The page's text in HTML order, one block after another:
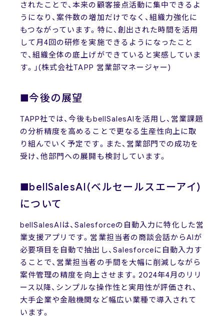
されたことで、本来の顧客接点活動に集中できるよ
うになり、案件数の増加だけでなく、組織力強化に
もつながっています。特に、創出された時間を活用
して月4回の研修を実施できるようになったこと
で、組織全体の底上げができていると実感していま
す。」(株式会社TAPP 営業部マネージャー)
■今後の展望
TAPP社では、今後もbellSalesAIを活用し、営業課題
の分析精度を高めることで更なる生産性向上に取
り組んでいく予定です。また、営業部門での成功を
受け、他部門への展開も検討しています。
■bellSalesAI(ベルセールスエーアイ)
について
bellSalesAIは、Salesforceの自動入力に特化した営
業支援アプリです。営業担当者の商談会話からAIが
必要項目を自動で抽出し、Salesforceに自動入力す
ることで、営業担当者の手間を大幅に削減しながら
案件管理の精度を向上させます。2024年4月のリリ
ース以降、シンプルな操作性と実用性が評価され、
大手企業や金融機関など幅広い業種で導入されて
います。